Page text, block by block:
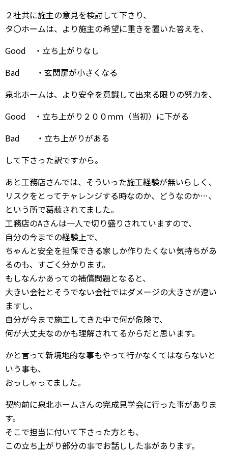
２社共に施主の意見を検討して下さり、
タ〇ホームは、より施主の希望に重きを置いた答えを、
Good ・立ち上がりなし
Bad ・玄関扉が小さくなる
泉北ホームは、より安全を意識して出来る限りの努力を、
Good ・立ち上がり２００ｍｍ（当初）に下がる
Bad ・立ち上がりがある
して下さった訳ですから。
あと工務店さんでは、そういった施工経験が無いらしく、
リスクをとってチャレンジする時なのか、どうなのか…、
という所で葛藤されてました。
工務店のAさんは一人で切り盛りされていますので、
自分の今までの経験上で、
ちゃんと安全を担保できる家しか作りたくない気持ちがあ
るのも、すごく分かります。
もしなんかあっての補償問題となると、
大きい会社とそうでない会社ではダメージの大きさが違い
ますし、
自分が今まで施工してきた中で何が危険で、
何が大丈夫なのかも理解されてるからだと思います。
かと言って新境地的な事もやって行かなくてはならないと
いう事も、
おっしゃってました。
契約前に泉北ホームさんの完成見学会に行った事がありま
す。
そこで担当に付いて下さった方とも、
この立ち上がり部分の事でお話しした事があります。